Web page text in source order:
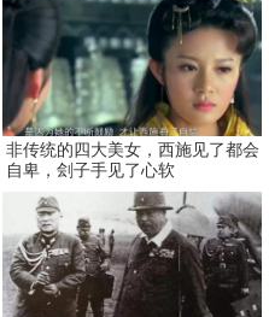
非传统的四大美女，西施见了都会
自卑，刽子手见了心软